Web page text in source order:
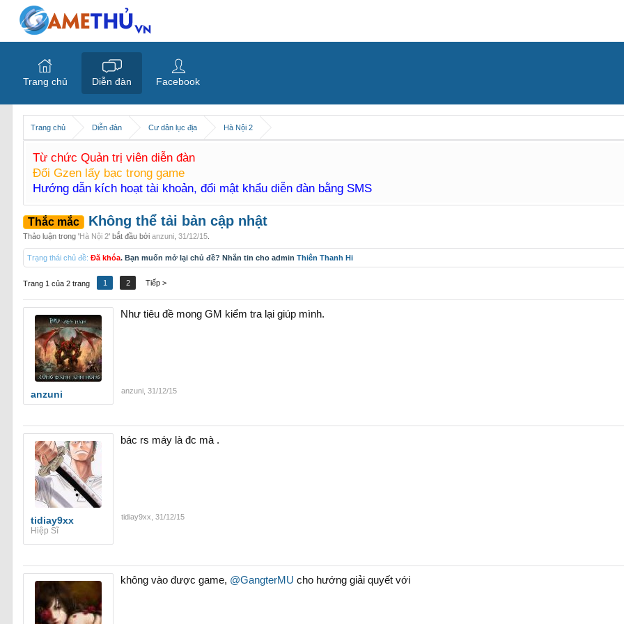
Trang chủ Diễn đàn Cư dân lục địa Hà Nội 2
Từ chức Quản trị viên diễn đàn
Đổi Gzen lấy bạc trong game
Hướng dẫn kích hoạt tài khoản, đổi mật khẩu diễn đàn bằng SMS
Thắc mắc Không thể tải bản cập nhật
Thảo luận trong 'Hà Nội 2' bắt đầu bởianzuni ,31/12/15
Trạng thái chủ đề: Đã khóa. Bạn muốn mở lại chủ đề? Nhắn tin cho adminThiên Thanh Hi
Trang 1 của 2 trang 1 2 Tiếp >
anzuni
Như tiêu đề mong GM kiểm tra lại giúp mình.
anzuni 31/12/15
tidiay9xx
Hiệp Sĩ
bác rs máy là đc mà .
tidiay9xx 31/12/15
không vào được game, @GangterMU cho hướng giải quyết với
Trang chủ Diễn đàn Facebook